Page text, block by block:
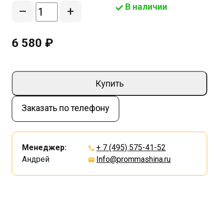
– + В наличии
6 580 ₽
Купить
Заказать по телефону
Менеджер:
Андрей
+ 7 (495) 575-41-52
Info@prommashina.ru